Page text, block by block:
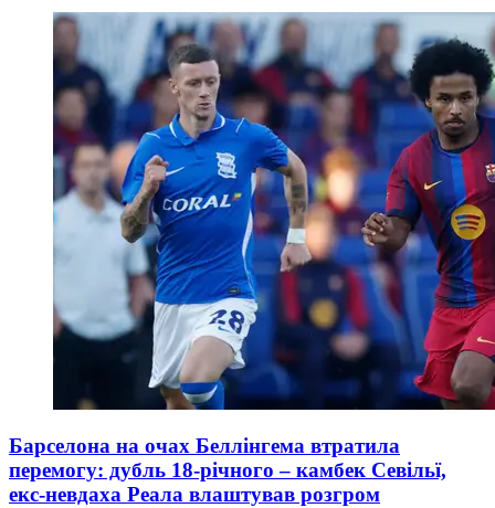
Барселона на очах Беллінгема втратила
перемогу: дубль 18-річного – камбек Севільї,
екс-невдаха Реала влаштував розгром